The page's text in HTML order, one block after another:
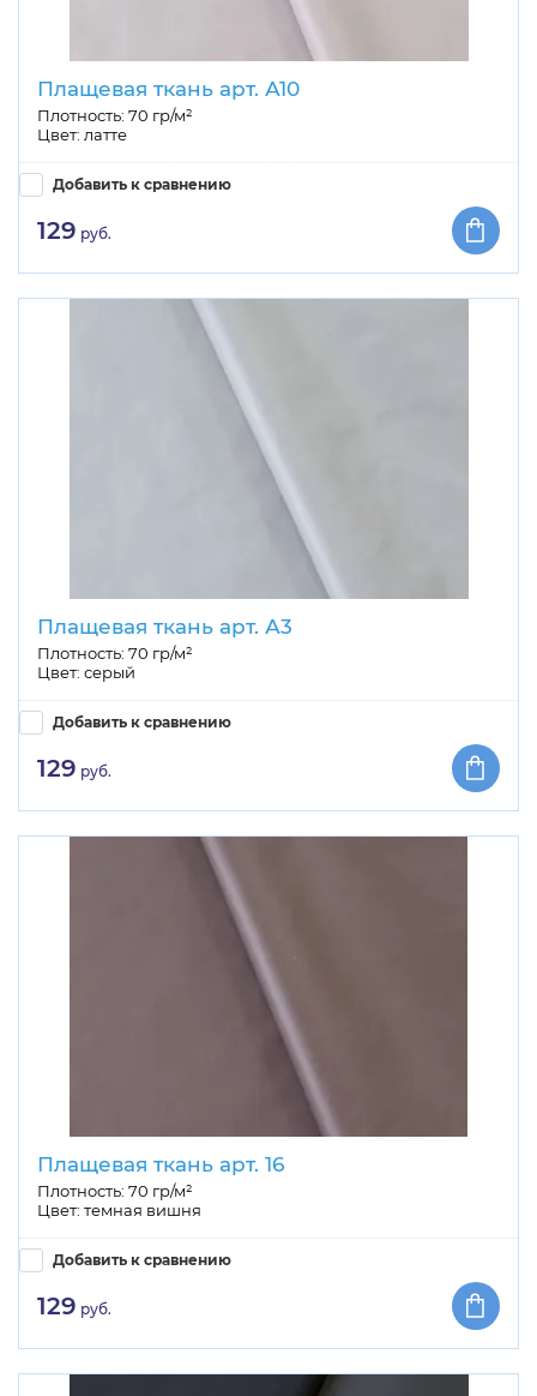
Плащевая ткань арт. А10
Плотность: 70 гр/м²
Цвет: латте
Добавить к сравнению
129 руб.
Плащевая ткань арт. А3
Плотность: 70 гр/м²
Цвет: серый
Добавить к сравнению
129 руб.
Плащевая ткань арт. 16
Плотность: 70 гр/м²
Цвет: темная вишня
Добавить к сравнению
129 руб.